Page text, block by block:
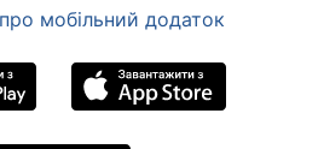
мобільний додаток